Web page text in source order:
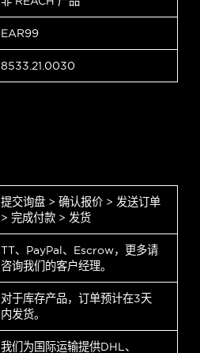
EAR99
8533.21.0030
提交询盘 > 确认报价 > 发送订单
> 完成付款 > 发货
TT、PayPal、Escrow，更多请
咨询我们的客户经理。
对于库存产品，订单预计在3天
内发货。
我们为国际运输提供DHL、